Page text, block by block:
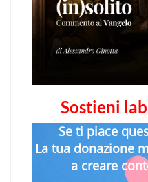
Sostieni
Se ti piace
La tua donazione
a creare